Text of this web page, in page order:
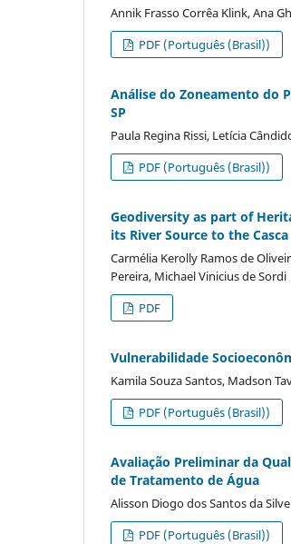
Annik Frasso Corrêa Klink, Ana
PDF (Português (Brasil))
Análise do Zoneamento do
SP
Paula Regina Rissi, Letícia
PDF (Português (Brasil))
Geodiversity as part of
its River Source to the
Carmélia Kerolly Ramos de
Pereira, Michael Vinicius de Sordi
PDF
Vulnerabilidade
Kamila Souza Santos, Madson
PDF (Português (Brasil))
Avaliação Preliminar da
de Tratamento de Água
Alisson Diogo dos Santos da
PDF (Português (Brasil))